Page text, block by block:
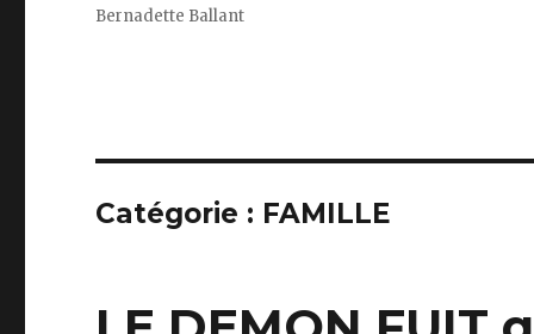
Bernadette Ballant
Catégorie : FAMILLE